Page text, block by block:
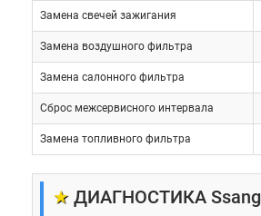
ДВС: 2.3, бензин,
л.с.)/2.0, дизель,
149 л.с.)
КПП: механика/
ступеней)
Привод: задний/
Средний расход
Замена свечей зажигания
Замена воздушного фильтра
Замена салонного фильтра
Сброс межсервисного интервала
Замена топливного фильтра
★ ДИАГНОСТИКА